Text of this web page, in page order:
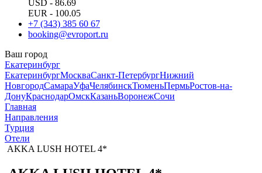
USD - 86.69
EUR - 100.05
+7 (343) 385 60 67
booking@evroport.ru
Ваш город
Екатеринбург
ЕкатеринбургМоскваСанкт-ПетербургНижний
НовгородСамараУфаЧелябинскТюменьПермьРостов-на-
ДонуКраснодарОмскКазаньВоронежСочи
Главная
Направления
Турция
Отели
AKKA LUSH HOTEL 4*